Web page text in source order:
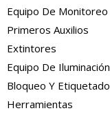
Equipo De Monitoreo
Primeros Auxilios
Extintores
Equipo De Iluminación
Bloqueo Y Etiquetado
Herramientas